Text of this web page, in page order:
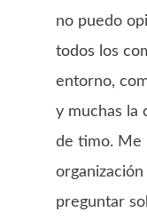
no puedo
todos los
entorno,
y muchas la
de timo. Me
preguntar